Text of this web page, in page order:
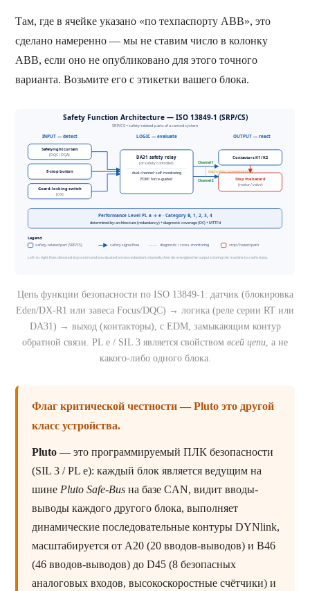
Там, где в ячейке указано «по техпаспорту ABB», это
сделано намеренно — мы не ставим число в колонку
ABB, если оно не опубликовано для этого точного
варианта. Возьмите его с этикетки вашего блока.
Цепь функции безопасности по ISO 13849-1: датчик (блокировка
Eden/DX-R1 или завеса Focus/DQC) → логика (реле серии RT или
DA31) → выход (контакторы), с EDM, замыкающим контур
обратной связи. PL e / SIL 3 является свойством всей цепи , а не
какого-либо одного блока.
Флаг критической честности — Pluto это другой
класс устройства.
Pluto — это программируемый ПЛК безопасности
(SIL 3 / PL e): каждый блок является ведущим на
шине Pluto Safe-Bus на базе CAN, видит вводы-
выводы каждого другого блока, выполняет
динамические последовательные контуры DYNlink,
масштабируется от A20 (20 вводов-выводов) и B46
(46 вводов-выводов) до D45 (8 безопасных
аналоговых входов, высокоскоростные счётчики) и